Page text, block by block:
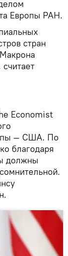
Европы РАН.
стран
Economist
— США. По
благодаря
должны